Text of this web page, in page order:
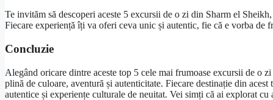
Te invităm să descoperi aceste 5 excursii de o zi din Sharm el
Fiecare experiență îți va oferi ceva unic și autentic, fie că e vorba de
Concluzie
Alegând oricare dintre aceste top 5 cele mai frumoase excursii de o
plină de culoare, aventură și autenticitate. Fiecare destinație din
autentice și experiențe culturale de neuitat. Vei simți că ai explorat